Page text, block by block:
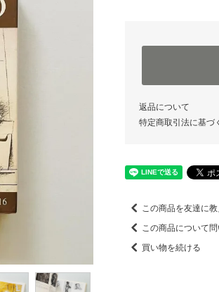
返品について
特定商取引法に基づ
この商品を友達に
この商品について
買い物を続ける